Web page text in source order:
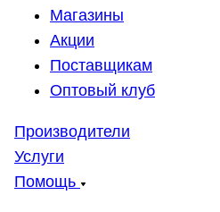
Магазины
Акции
Поставщикам
Оптовый клуб
Производители
Услуги
Помощь